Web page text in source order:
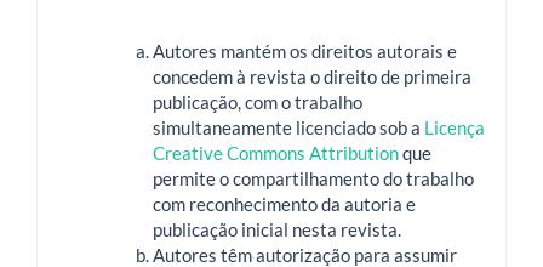
Autores mantém os direitos autorais e
concedem à revista o direito de primeira
publicação, com o trabalho
simultaneamente licenciado sob a Licença
Creative Commons Attributionque
permite o compartilhamento do trabalho
com reconhecimento da autoria e
publicação inicial nesta revista.
Autores têm autorização para assumir